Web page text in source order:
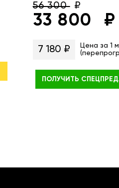
56 300
33 800
7 180 ₽
Цена за 1
ПОЛУЧИТЬ